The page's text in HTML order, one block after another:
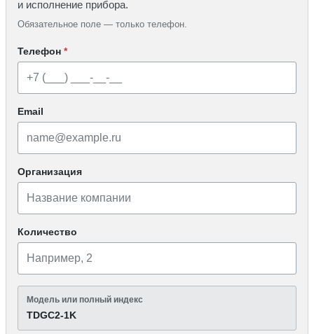
и исполнение прибора.
Обязательное поле — только телефон.
Телефон *
Email
Организация
Количество
Модель или полный индекс
TDGC2-1K